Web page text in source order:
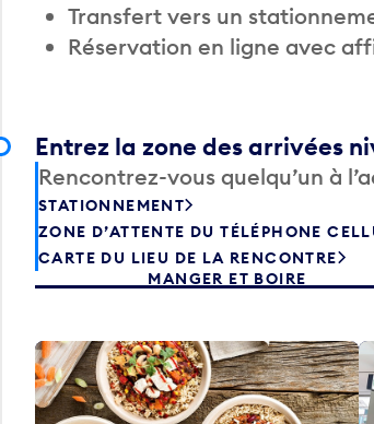
Transfert vers un
Réservation en ligne avec
Entrez la zone des arrivées
Rencontrez-vous quelqu’un à
STATIONNEMENT
ZONE D’ATTENTE DU TÉLÉPHONE
CARTE DU LIEU DE LA RENCONTRE
MANGER ET BOIRE